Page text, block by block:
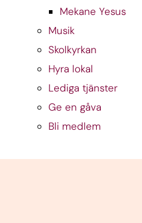
Mekane Yesus
Musik
Skolkyrkan
Hyra lokal
Lediga tjänster
Ge en gåva
Bli medlem